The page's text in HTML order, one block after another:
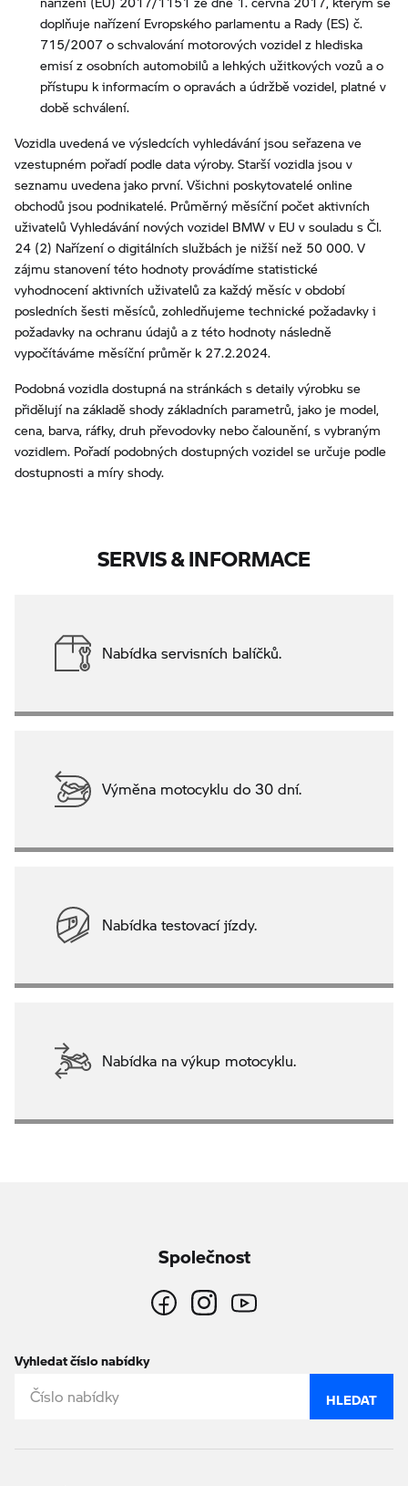
doplňuje nařízení Evropského parlamentu a Rady (ES) č.
715/2007 o schvalování motorových vozidel z hlediska
emisí z osobních automobilů a lehkých užitkových vozů a o
přístupu k informacím o opravách a údržbě vozidel, platné v
době schválení.
Vozidla uvedená ve výsledcích vyhledávání jsou seřazena ve
vzestupném pořadí podle data výroby. Starší vozidla jsou v
seznamu uvedena jako první. Všichni poskytovatelé online
obchodů jsou podnikatelé. Průměrný měsíční počet aktivních
uživatelů Vyhledávání nových vozidel BMW v EU v souladu s Čl.
24 (2) Nařízení o digitálních službách je nižší než 50 000. V
zájmu stanovení této hodnoty provádíme statistické
vyhodnocení aktivních uživatelů za každý měsíc v období
posledních šesti měsíců, zohledňujeme technické požadavky i
požadavky na ochranu údajů a z této hodnoty následně
vypočítáváme měsíční průměr k 27.2.2024.
Podobná vozidla dostupná na stránkách s detaily výrobku se
přidělují na základě shody základních parametrů, jako je model,
cena, barva, ráfky, druh převodovky nebo čalounění, s vybraným
vozidlem. Pořadí podobných dostupných vozidel se určuje podle
dostupnosti a míry shody.
SERVIS & INFORMACE
Nabídka servisních balíčků.
Výměna motocyklu do 30 dní.
Nabídka testovací jízdy.
Nabídka na výkup motocyklu.
Společnost
Vyhledat číslo nabídky
HLEDAT